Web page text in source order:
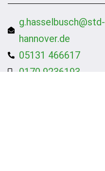
g.hasselbusch@std-
hannover.de
05131 466617
0170 9236193